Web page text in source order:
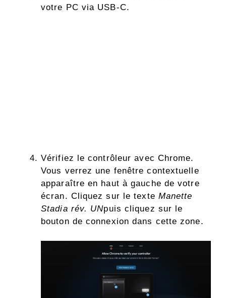
votre PC via USB-C.
Vérifiez le contrôleur avec Chrome.
Vous verrez une fenêtre contextuelle
apparaître en haut à gauche de votre
écran. Cliquez sur le texte Manette
Stadia rév. UNpuis cliquez sur le
bouton de connexion dans cette zone.